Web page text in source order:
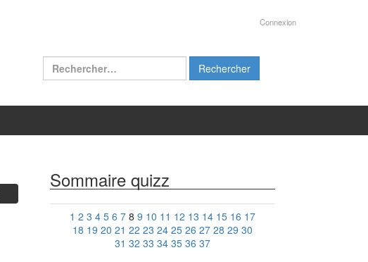
Connexion
Rechercher :
Sommaire quizz
1 2 3 4 5 6 7 8 9 10 11 12 13 14 15 16 17
18 19 20 21 22 23 24 25 26 27 28 29 30
31 32 33 34 35 36 37